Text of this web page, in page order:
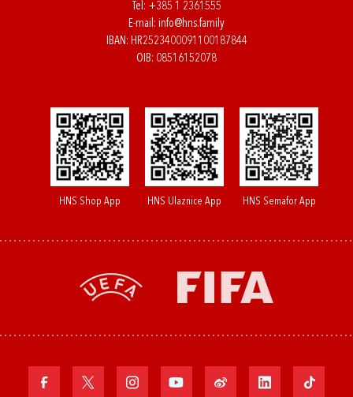
Tel: +385 1 2361555
E-mail: info@hns.family
IBAN: HR2523400091100187844
OIB: 08516152078
HNS Shop App HNS Ulaznice App HNS Semafor App